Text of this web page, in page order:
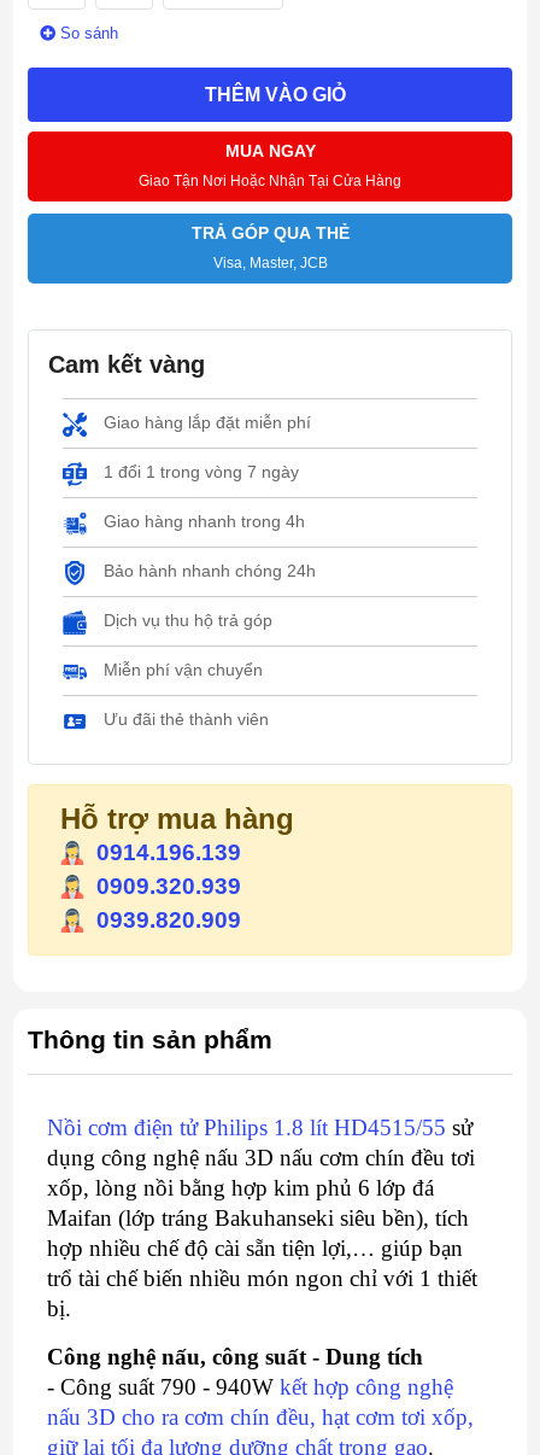
So sánh
THÊM VÀO GIỎ
MUA NGAY
Giao Tận Nơi Hoặc Nhận Tại Cửa Hàng
TRẢ GÓP QUA THẺ
Visa, Master, JCB
Cam kết vàng
Giao hàng lắp đặt miễn phí
1 đổi 1 trong vòng 7 ngày
Giao hàng nhanh trong 4h
Bảo hành nhanh chóng 24h
Dịch vụ thu hộ trả góp
Miễn phí vận chuyển
Ưu đãi thẻ thành viên
Hỗ trợ mua hàng
0914.196.139
0909.320.939
0939.820.909
Thông tin sản phẩm
Nồi cơm điện tử Philips 1.8 lít HD4515/55 sử
dụng công nghệ nấu 3D nấu cơm chín đều tơi
xốp, lòng nồi bằng hợp kim phủ 6 lớp đá
Maifan (lớp tráng Bakuhanseki siêu bền), tích
hợp nhiều chế độ cài sẵn tiện lợi,… giúp bạn
trổ tài chế biến nhiều món ngon chỉ với 1 thiết
bị.
Công nghệ nấu, công suất - Dung tích
- Công suất 790 - 940Wkết hợp công nghệ
nấu 3D cho ra cơm chín đều, hạt cơm tơi xốp,
giữ lại tối đa lượng dưỡng chất trong gạo.